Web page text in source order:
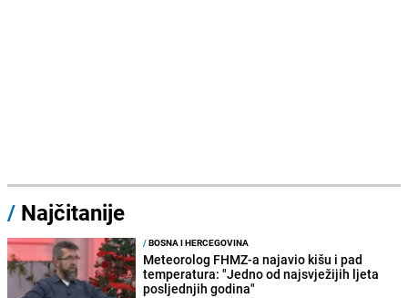
/ Najčitanije
/BOSNA I HERCEGOVINA
Meteorolog FHMZ-a najavio kišu i pad
temperatura: "Jedno od najsvježijih ljeta
posljednjih godina"